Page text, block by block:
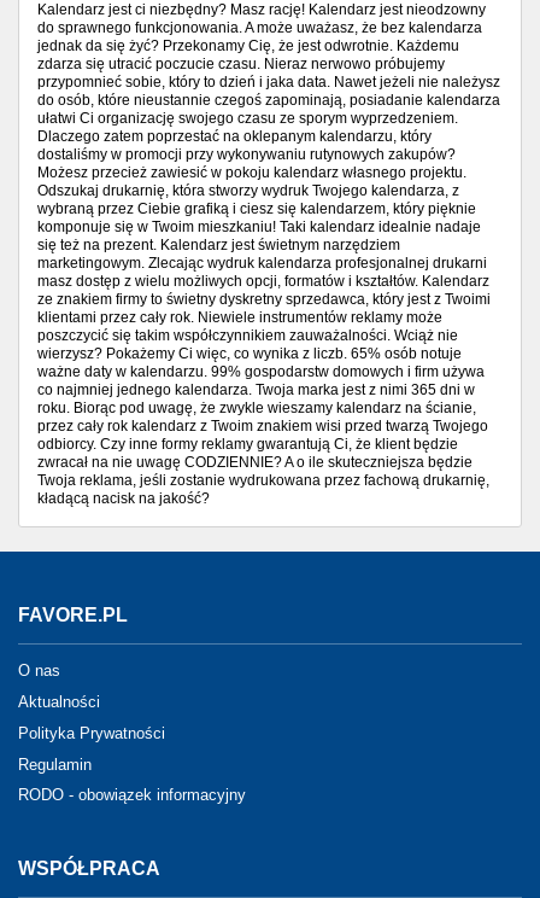
Kalendarz jest ci niezbędny? Masz rację! Kalendarz jest nieodzowny
do sprawnego funkcjonowania. A może uważasz, że bez kalendarza
jednak da się żyć? Przekonamy Cię, że jest odwrotnie. Każdemu
zdarza się utracić poczucie czasu. Nieraz nerwowo próbujemy
przypomnieć sobie, który to dzień i jaka data. Nawet jeżeli nie należysz
do osób, które nieustannie czegoś zapominają, posiadanie kalendarza
ułatwi Ci organizację swojego czasu ze sporym wyprzedzeniem.
Dlaczego zatem poprzestać na oklepanym kalendarzu, który
dostaliśmy w promocji przy wykonywaniu rutynowych zakupów?
Możesz przecież zawiesić w pokoju kalendarz własnego projektu.
Odszukaj drukarnię, która stworzy wydruk Twojego kalendarza, z
wybraną przez Ciebie grafiką i ciesz się kalendarzem, który pięknie
komponuje się w Twoim mieszkaniu! Taki kalendarz idealnie nadaje
się też na prezent. Kalendarz jest świetnym narzędziem
marketingowym. Zlecając wydruk kalendarza profesjonalnej drukarni
masz dostęp z wielu możliwych opcji, formatów i kształtów. Kalendarz
ze znakiem firmy to świetny dyskretny sprzedawca, który jest z Twoimi
klientami przez cały rok. Niewiele instrumentów reklamy może
poszczycić się takim współczynnikiem zauważalności. Wciąż nie
wierzysz? Pokażemy Ci więc, co wynika z liczb. 65% osób notuje
ważne daty w kalendarzu. 99% gospodarstw domowych i firm używa
co najmniej jednego kalendarza. Twoja marka jest z nimi 365 dni w
roku. Biorąc pod uwagę, że zwykle wieszamy kalendarz na ścianie,
przez cały rok kalendarz z Twoim znakiem wisi przed twarzą Twojego
odbiorcy. Czy inne formy reklamy gwarantują Ci, że klient będzie
zwracał na nie uwagę CODZIENNIE? A o ile skuteczniejsza będzie
Twoja reklama, jeśli zostanie wydrukowana przez fachową drukarnię,
kładącą nacisk na jakość?
FAVORE.PL
O nas
Aktualności
Polityka Prywatności
Regulamin
RODO - obowiązek informacyjny
WSPÓŁPRACA